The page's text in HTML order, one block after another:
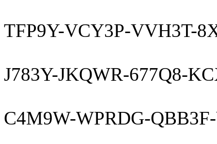
TFP9Y-VCY3P-VVH3T-
J783Y-JKQWR-677Q8-
C4M9W-WPRDG-